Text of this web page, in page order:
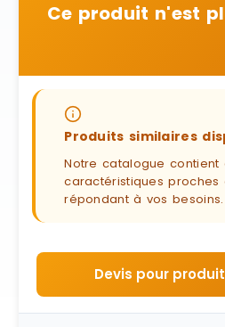
Ce produit n'est
Produits similaires
Notre catalogue contient
caractéristiques proches
répondant à vos besoins.
Devis pour